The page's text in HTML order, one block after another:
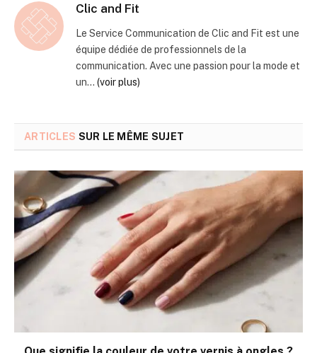
Clic and Fit
Le Service Communication de Clic and Fit est une
équipe dédiée de professionnels de la
communication. Avec une passion pour la mode et
un... (voir plus)
ARTICLES SUR LE MÊME SUJET